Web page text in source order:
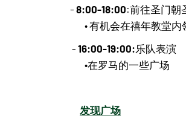
-8:00-18:00:前往圣门朝
• 有机会在禧年教堂内
-16:00-19:00:乐队表演
•在罗马的一些广场
发现广场